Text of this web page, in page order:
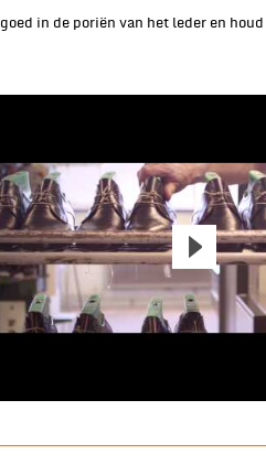
in de poriën van het leder en